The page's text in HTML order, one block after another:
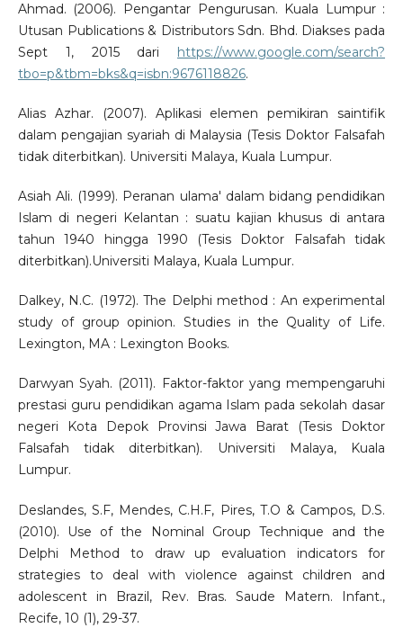
Ahmad. (2006). Pengantar Pengurusan. Kuala Lumpur :
Utusan Publications & Distributors Sdn. Bhd. Diakses pada
Sept 1, 2015 dari
https://www.google.com/search?
tbo=p&tbm=bks&q=isbn:9676118826.
Alias Azhar. (2007). Aplikasi elemen pemikiran saintifik
dalam pengajian syariah di Malaysia (Tesis Doktor Falsafah
tidak diterbitkan). Universiti Malaya, Kuala Lumpur.
Asiah Ali. (1999). Peranan ulama' dalam bidang pendidikan
Islam di negeri Kelantan : suatu kajian khusus di antara
tahun 1940 hingga 1990 (Tesis Doktor Falsafah tidak
diterbitkan).Universiti Malaya, Kuala Lumpur.
Dalkey, N.C. (1972). The Delphi method : An experimental
study of group opinion. Studies in the Quality of Life.
Lexington, MA : Lexington Books.
Darwyan Syah. (2011). Faktor-faktor yang mempengaruhi
prestasi guru pendidikan agama Islam pada sekolah dasar
negeri Kota Depok Provinsi Jawa Barat (Tesis Doktor
Falsafah tidak diterbitkan). Universiti Malaya, Kuala
Lumpur.
Deslandes, S.F, Mendes, C.H.F, Pires, T.O & Campos, D.S.
(2010). Use of the Nominal Group Technique and the
Delphi Method to draw up evaluation indicators for
strategies to deal with violence against children and
adolescent in Brazil, Rev. Bras. Saude Matern. Infant.,
Recife, 10 (1), 29-37.